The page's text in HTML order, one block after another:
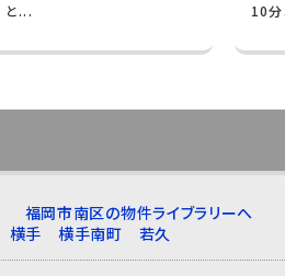
と...
10
福岡市南区の物件ライブラリーへ
横手 横手南町 若久